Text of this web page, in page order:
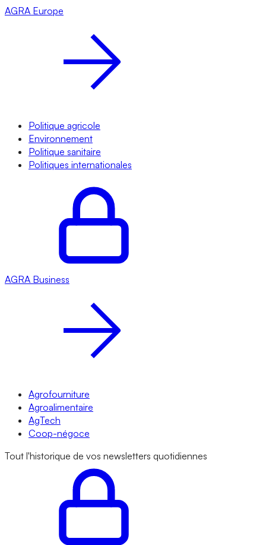
AGRA Europe
Politique agricole
Environnement
Politique sanitaire
Politiques internationales
AGRA Business
Agrofourniture
Agroalimentaire
AgTech
Coop-négoce
Tout l'historique de vos newsletters quotidiennes